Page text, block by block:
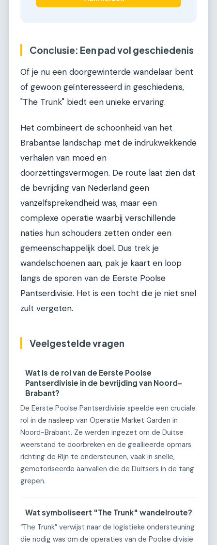
Conclusie: Een pad vol geschiedenis
Of je nu een doorgewinterde wandelaar bent
of gewoon geïnteresseerd in geschiedenis,
"The Trunk" biedt een unieke ervaring.
Het combineert de schoonheid van het
Brabantse landschap met de indrukwekkende
verhalen van moed en
doorzettingsvermogen. De route laat zien dat
de bevrijding van Nederland geen
vanzelfsprekendheid was, maar een
complexe operatie waarbij verschillende
naties hun schouders zetten onder een
gemeenschappelijk doel. Dus trek je
wandelschoenen aan, pak je kaart en loop
langs de sporen van de Eerste Poolse
Pantserdivisie. Het is een tocht die je niet snel
zult vergeten.
Veelgestelde vragen
Wat is de rol van de Eerste Poolse
Pantserdivisie in de bevrijding van Noord-
Brabant?
De Eerste Poolse Pantserdivisie speelde een cruciale
rol in de nasleep van Operatie Market Garden in
Noord-Brabant. Ze werden ingezet om de Duitse
weerstand te doorbreken en de geallieerde opmars
richting de Rijn te ondersteunen, vaak in snelle,
gemotoriseerde aanvallen die de Duitsers in de tang
grepen.
Wat symboliseert "The Trunk" wandelroute?
“The Trunk” verwijst naar de logistieke ondersteuning
die nodig was om de operaties van de Poolse divisie